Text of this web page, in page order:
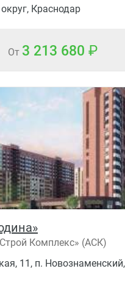
Краснодар
От 3 213 680
Комплекс» (АСК)
11, п. Новознаменский,